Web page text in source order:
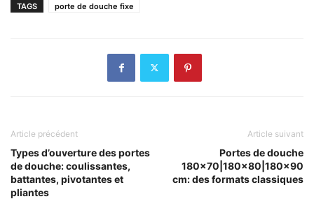
TAGS porte de douche fixe
Article précédent
Types d’ouverture des portes
de douche: coulissantes,
battantes, pivotantes et
pliantes
Article suivant
Portes de douche
180×70|180×80|180×90
cm: des formats classiques